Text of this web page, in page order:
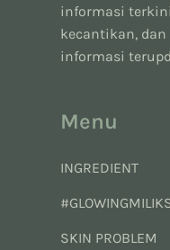
informasi
kecantikan, dan
informasi
Menu
INGREDIENT
SKIN PROBLEM